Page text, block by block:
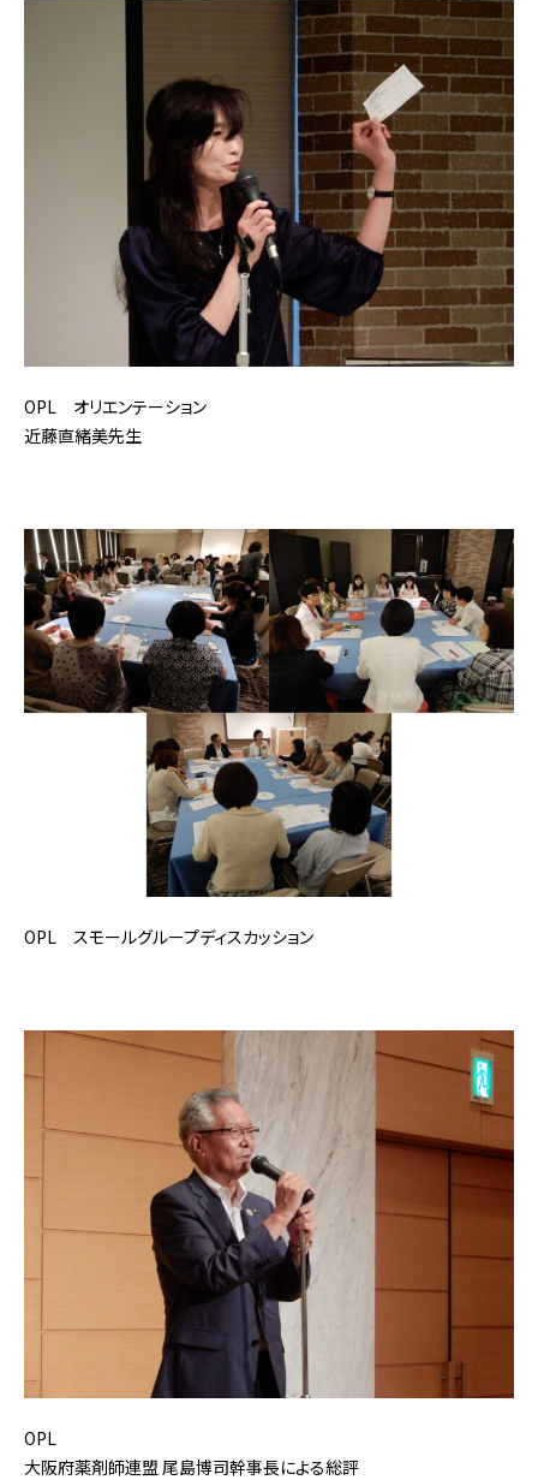
OPL オリエンテーション
近藤直緒美先生
OPL スモールグループディスカッション
OPL
大阪府薬剤師連盟 尾島博司幹事長による総評